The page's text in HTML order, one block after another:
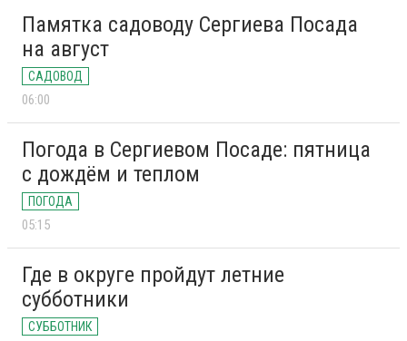
Памятка садоводу Сергиева Посада
на август
САДОВОД
06:00
Погода в Сергиевом Посаде: пятница
с дождём и теплом
ПОГОДА
05:15
Где в округе пройдут летние
субботники
СУББОТНИК